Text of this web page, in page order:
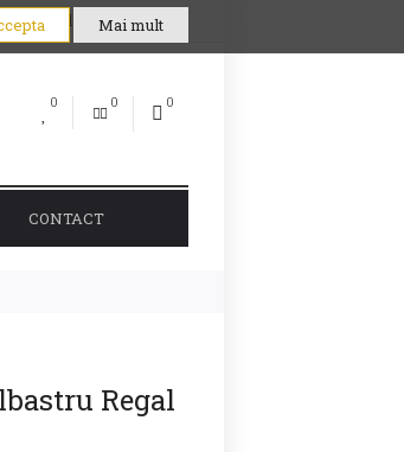
Coşul meu Comandă
0 0 0
CONTACT
Regal
Mai mult